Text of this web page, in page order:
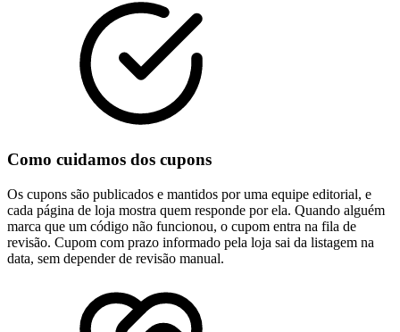
Como cuidamos dos cupons
Os cupons são publicados e mantidos por uma equipe editorial, e
cada página de loja mostra quem responde por ela. Quando alguém
marca que um código não funcionou, o cupom entra na fila de
revisão. Cupom com prazo informado pela loja sai da listagem na
data, sem depender de revisão manual.